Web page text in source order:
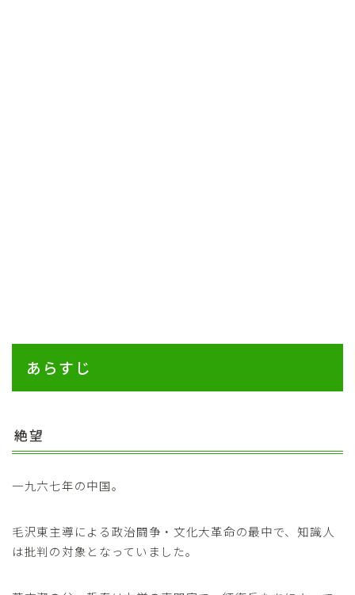
あらすじ
絶望
一九六七年の中国。
毛沢東主導による政治闘争・文化大革命の最中で、知識人
は批判の対象となっていました。